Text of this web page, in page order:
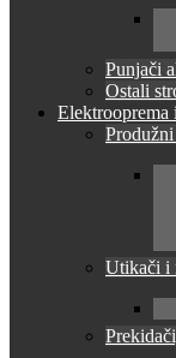
Punjači
Ostali
Elektrooprema
Utikači i